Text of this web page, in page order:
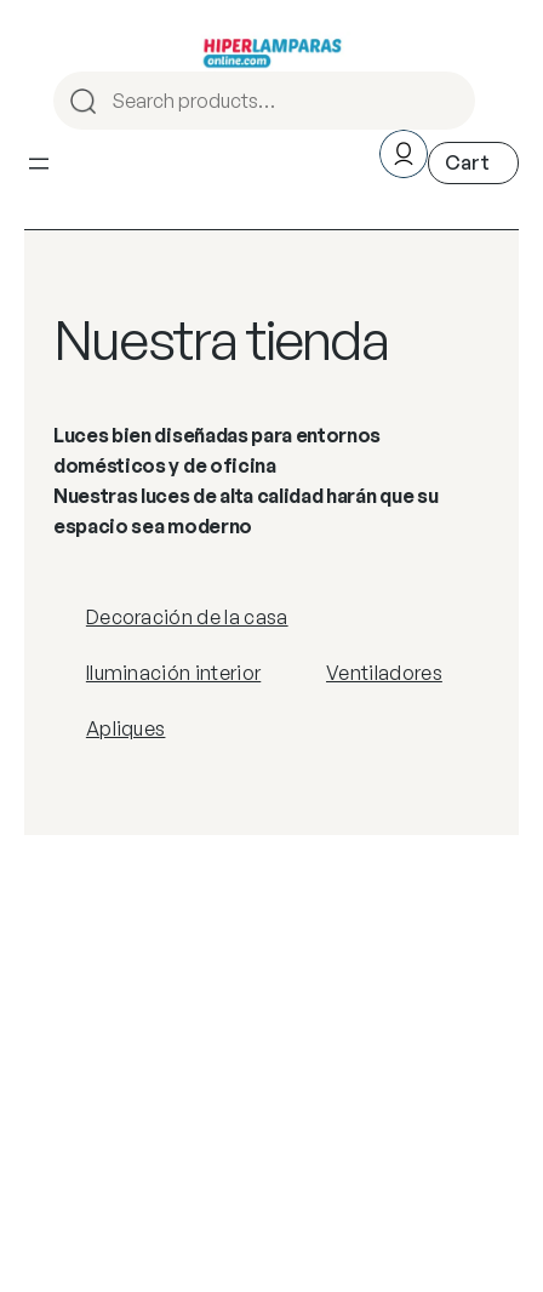
Nuestra tienda
Luces bien diseñadas para entornos
domésticos y de oficina
Nuestras luces de alta calidad harán que su
espacio sea moderno
Decoración de la casa
Iluminación interior Ventiladores
Apliques